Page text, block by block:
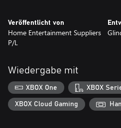
umfangreicher mehrjähriger
und Online-Modus für 8 Spieler.
Veröffentlicht von
Home Entertainment Suppliers
P/L
Wiedergabe mit
XBOX One XBOX
XBOX Cloud Gaming